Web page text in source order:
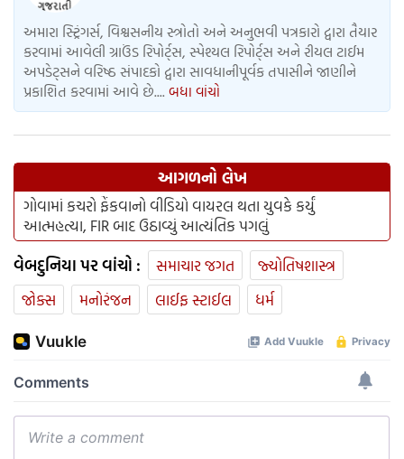
અમારા સ્ટ્રિંગર્સ, વિશ્વસનીય સ્ત્રોતો અને અનુભવી પત્રકારો દ્વારા તૈયાર
કરવામાં આવેલી ગ્રાઉંડ રિપોર્ટ્સ, સ્પેશ્યલ રિપોર્ટ્સ અને રીયલ ટાઈમ
અપડેટ્સને વરિષ્ઠ સંપાદકો દ્વારા સાવધાનીપૂર્વક તપાસીને જાણીને
પ્રકાશિત કરવામાં આવે છે.... બધા વાંચો
આગળનો લેખ
ગોવામાં કચરો ફેંકવાનો વીડિયો વાયરલ થતા યુવકે કર્યું
આત્મહત્યા, FIR બાદ ઉઠાવ્યું આત્યંતિક પગલું
વેબદુનિયા પર વાંચો : સમાચાર જગત
જ્યોતિષશાસ્ત્ર
જોક્સ
મનોરંજન લાઈફ સ્ટાઈલ ધર્મ